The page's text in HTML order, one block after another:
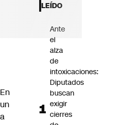
En
un
a
LEÍDO
Ante
el
alza
de
intoxicaciones:
Diputados
buscan
exigir
cierres